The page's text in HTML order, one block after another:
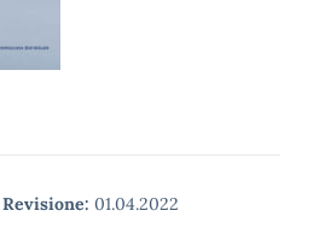
Revisione: 01.04.2022